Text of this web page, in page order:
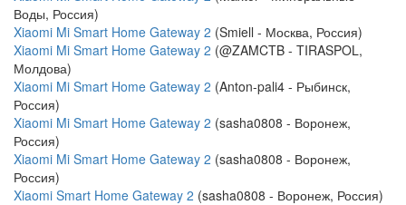
Воды, Россия)
Xiaomi Mi Smart Home Gateway 2 (Smiell - Москва, Россия)
Xiaomi Mi Smart Home Gateway 2 (@ZAMCTB - TIRASPOL,
Молдова)
Xiaomi Mi Smart Home Gateway 2 (Anton-pali4 - Рыбинск,
Россия)
Xiaomi Mi Smart Home Gateway 2 (sasha0808 - Воронеж,
Россия)
Xiaomi Mi Smart Home Gateway 2 (sasha0808 - Воронеж,
Россия)
Xiaomi Smart Home Gateway 2 (sasha0808 - Воронеж, Россия)